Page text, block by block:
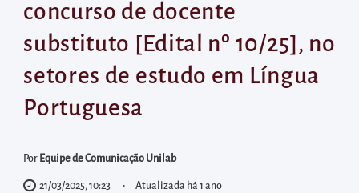
diretamente
menu
principal
Acessar
área
concurso de docente
substituto [Edital nº 10/25], no
setores de estudo em Língua
Portuguesa
Por Equipe de Comunicação Unilab
21/03/2025, 10:23 Atualizada há 1 ano